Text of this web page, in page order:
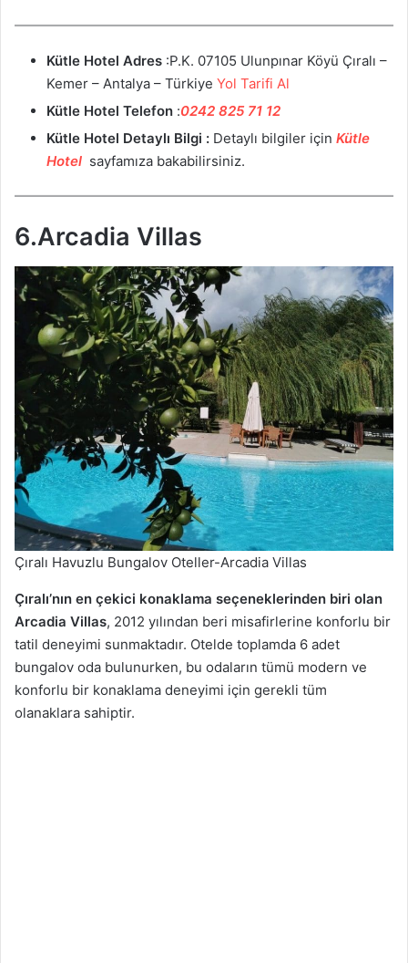
Kütle Hotel Adres :P.K. 07105 Ulunpınar Köyü Çıralı –
Kemer – Antalya – Türkiye Yol Tarifi Al
Kütle Hotel Telefon :0242 825 71 12
Kütle Hotel Detaylı Bilgi : Detaylı bilgiler için Kütle
Hotel sayfamıza bakabilirsiniz.
6.Arcadia Villas
Çıralı Havuzlu Bungalov Oteller-Arcadia Villas
Çıralı’nın en çekici konaklama seçeneklerinden biri olan
Arcadia Villas, 2012 yılından beri misafirlerine konforlu bir
tatil deneyimi sunmaktadır. Otelde toplamda 6 adet
bungalov oda bulunurken, bu odaların tümü modern ve
konforlu bir konaklama deneyimi için gerekli tüm
olanaklara sahiptir.